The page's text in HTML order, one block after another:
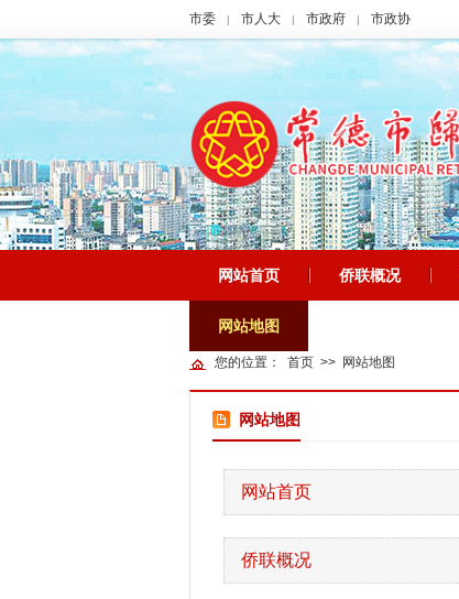
市委 | 市人大 | 市政府 | 市政协
网站首页 | 侨联概况 |
网站地图
您的位置： 首页 >> 网站地图
网站地图
网站首页
侨联概况